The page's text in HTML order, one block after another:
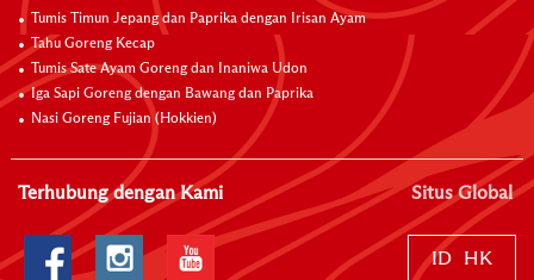
Tumis Timun Jepang dan Paprika dengan Irisan Ayam
Tahu Goreng Kecap
Tumis Sate Ayam Goreng dan Inaniwa Udon
Iga Sapi Goreng dengan Bawang dan Paprika
Nasi Goreng Fujian (Hokkien)
Terhubung dengan Kami Situs Global
ID HK